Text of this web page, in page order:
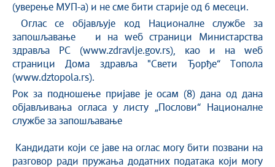
(уверење МУП-а) и не сме бити старије од 6 месеци.
Оглас се објављује код Националне службе за
запошљавање и на wеб страници Министарства
здравља РС (www.zdravlje.gov.rs), као и на wеб
страници Дома здравља "Свети Ђорђе“ Топола
(www.dztopola.rs).
Рок за подношење пријаве је осам (8) дана од дана
објављивања огласа у листу „Послови“ Националне
службе за запошљавање
Кандидати који се јаве на оглас могу бити позвани на
разговор ради пружања додатних података који могу